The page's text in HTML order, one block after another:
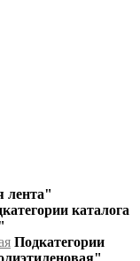
лента"
каталога
Подкатегории